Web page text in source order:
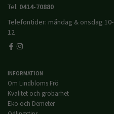
Tel. 0414-70880
Telefontider: måndag & onsdag 10-
12
INFORMATION
Om Lindbloms Frö
Kvalitet och grobarhet
Eko och Demeter